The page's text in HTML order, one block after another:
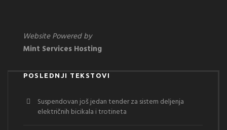
Website Powered by
Mint Services Hosting
POSLEDNJI TEKSTOVI
Suspendovan još jedan tender za sistem deljenja
električnih bicikala i trotineta